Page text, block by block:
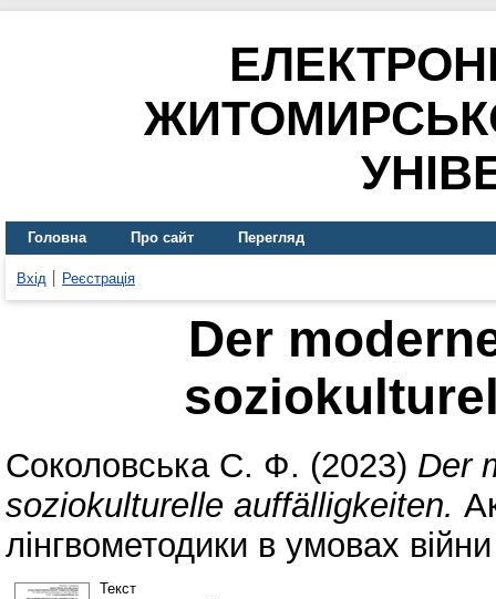
Головна Про сайт Перегляд
Вхід Реєстрація
Der
Соколовська С. Ф. (2023) Der
soziokulturelle auffälligkeiten.
лінгвометодики в умовах
Текст